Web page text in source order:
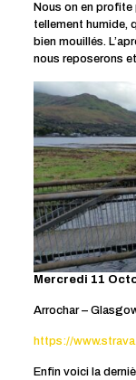
Nous on en profite
tellement humide,
bien mouillés.
nous reposerons
Mercredi 11
Arrochar –
https://
Enfin voici la